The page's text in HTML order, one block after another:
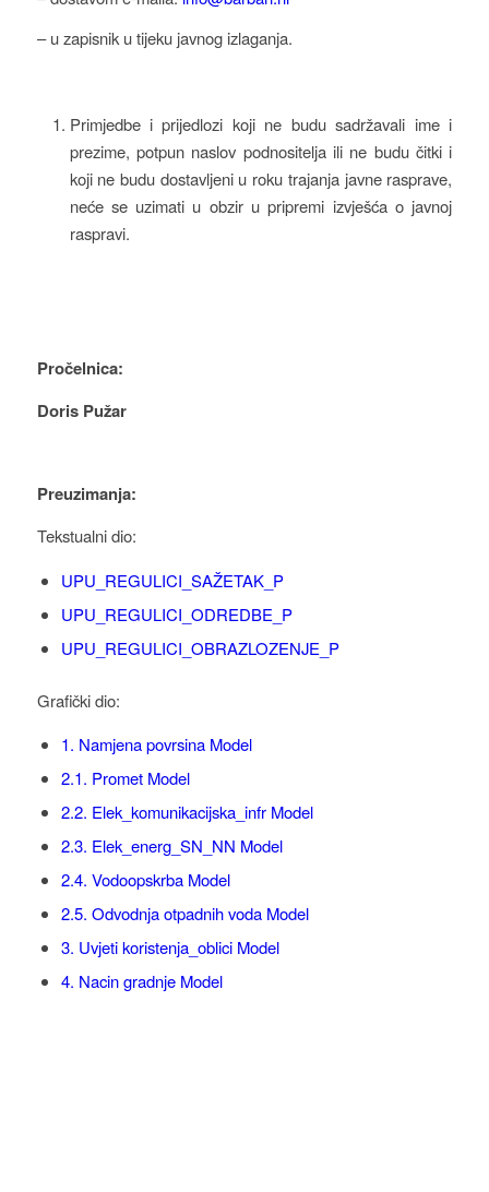
– u zapisnik u tijeku javnog izlaganja.
Primjedbe i prijedlozi koji ne budu sadržavali ime i
prezime, potpun naslov podnositelja ili ne budu čitki i
koji ne budu dostavljeni u roku trajanja javne rasprave,
neće se uzimati u obzir u pripremi izvješća o javnoj
raspravi.
Pročelnica:
Doris Pužar
Preuzimanja:
Tekstualni dio:
UPU_REGULICI_SAŽETAK_P
UPU_REGULICI_ODREDBE_P
UPU_REGULICI_OBRAZLOZENJE_P
Grafički dio:
1. Namjena povrsina Model
2.1. Promet Model
2.2. Elek_komunikacijska_infr Model
2.3. Elek_energ_SN_NN Model
2.4. Vodoopskrba Model
2.5. Odvodnja otpadnih voda Model
3. Uvjeti koristenja_oblici Model
4. Nacin gradnje Model